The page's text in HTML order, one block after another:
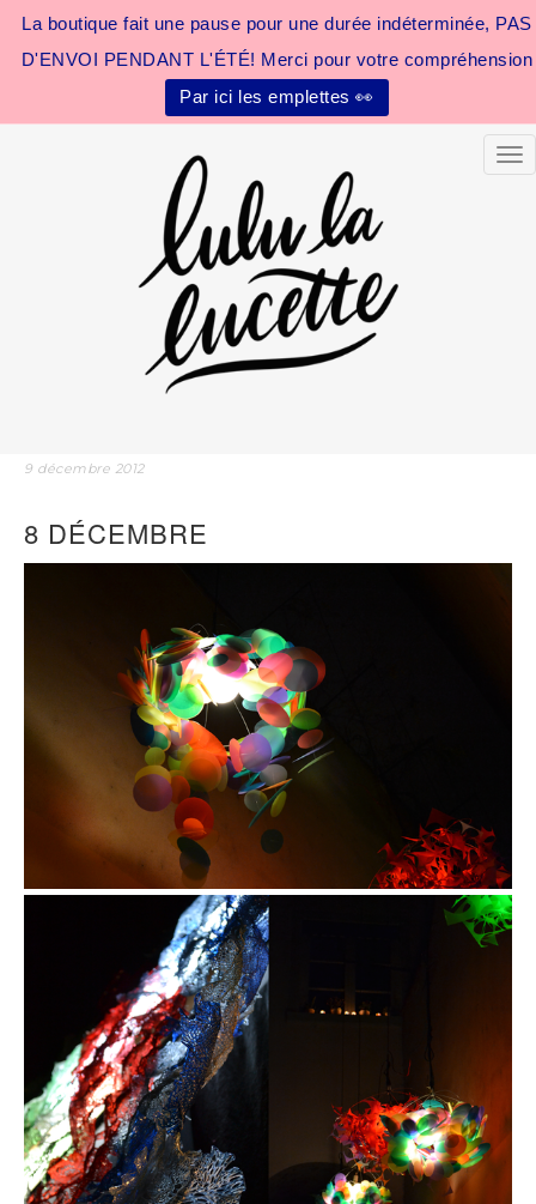
La boutique fait une pause pour une durée indéterminée, PAS
D'ENVOI PENDANT L'ÉTÉ! Merci pour votre compréhension
Par ici les emplettes 👀
9 décembre 2012
8 DÉCEMBRE